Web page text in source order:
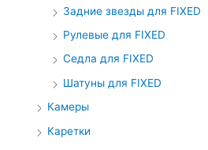
Задние звезды для FIXED
Рулевые для FIXED
Седла для FIXED
Шатуны для FIXED
Камеры
Каретки